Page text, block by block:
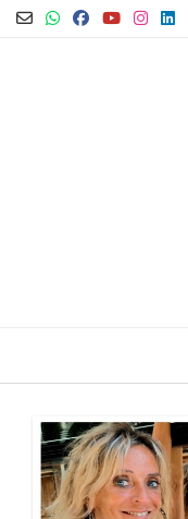
Skip